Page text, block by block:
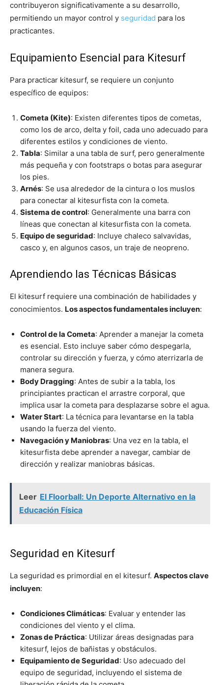
contribuyeron significativamente a su desarrollo,
permitiendo un mayor control y seguridad para los
practicantes.
Equipamiento Esencial para Kitesurf
Para practicar kitesurf, se requiere un conjunto
específico de equipos:
Cometa (Kite): Existen diferentes tipos de cometas,
como los de arco, delta y foil, cada uno adecuado para
diferentes estilos y condiciones de viento.
Tabla: Similar a una tabla de surf, pero generalmente
más pequeña y con footstraps o botas para asegurar
los pies.
Arnés: Se usa alrededor de la cintura o los muslos
para conectar al kitesurfista con la cometa.
Sistema de control: Generalmente una barra con
líneas que conectan al kitesurfista con la cometa.
Equipo de seguridad: Incluye chaleco salvavidas,
casco y, en algunos casos, un traje de neopreno.
Aprendiendo las Técnicas Básicas
El kitesurf requiere una combinación de habilidades y
conocimientos. Los aspectos fundamentales incluyen:
Control de la Cometa: Aprender a manejar la cometa
es esencial. Esto incluye saber cómo despegarla,
controlar su dirección y fuerza, y cómo aterrizarla de
manera segura.
Body Dragging: Antes de subir a la tabla, los
principiantes practican el arrastre corporal, que
implica usar la cometa para desplazarse sobre el agua.
Water Start: La técnica para levantarse en la tabla
usando la fuerza del viento.
Navegación y Maniobras: Una vez en la tabla, el
kitesurfista debe aprender a navegar, cambiar de
dirección y realizar maniobras básicas.
Leer El Floorball: Un Deporte Alternativo en la
Educación Física
Seguridad en Kitesurf
La seguridad es primordial en el kitesurf. Aspectos clave
incluyen:
Condiciones Climáticas: Evaluar y entender las
condiciones del viento y el clima.
Zonas de Práctica: Utilizar áreas designadas para
kitesurf, lejos de bañistas y obstáculos.
Equipamiento de Seguridad: Uso adecuado del
equipo de seguridad, incluyendo el sistema de